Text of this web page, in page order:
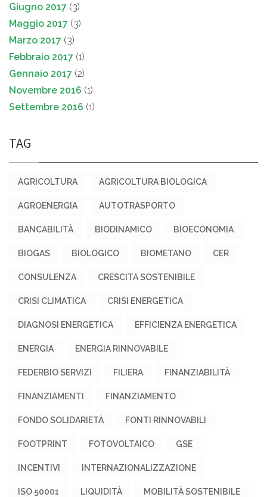
Giugno 2017 (3)
Maggio 2017 (3)
Marzo 2017 (3)
Febbraio 2017 (1)
Gennaio 2017 (2)
Novembre 2016 (1)
Settembre 2016 (1)
TAG
AGRICOLTURA AGRICOLTURA BIOLOGICA
AGROENERGIA AUTOTRASPORTO
BANCABILITÀ BIODINAMICO BIOECONOMIA
BIOGAS BIOLOGICO BIOMETANO CER
CONSULENZA CRESCITA SOSTENIBILE
CRISI CLIMATICA CRISI ENERGETICA
DIAGNOSI ENERGETICA EFFICIENZA ENERGETICA
ENERGIA ENERGIA RINNOVABILE
FEDERBIO SERVIZI FILIERA FINANZIABILITÀ
FINANZIAMENTI FINANZIAMENTO
FONDO SOLIDARIETÀ FONTI RINNOVABILI
FOOTPRINT FOTOVOLTAICO GSE
INCENTIVI INTERNAZIONALIZZAZIONE
ISO 50001 LIQUIDITÀ MOBILITÀ SOSTENIBILE